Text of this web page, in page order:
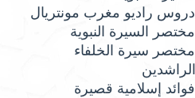
دروس راديو مغرب مونتريال
مختصر السيرة النبوية
مختصر سيرة الخلفاء
الراشدين
فوائد إسلامية قصيرة